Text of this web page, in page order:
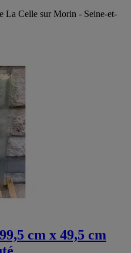
La Celle sur Morin - Seine-et-
cm x 49,5 cm